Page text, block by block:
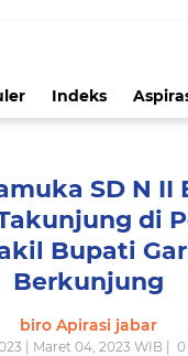
Indeks
SD N II
di
Bupati
Berkunjung
biro Apirasi jabar
| Maret 04, 2023 WIB | 0